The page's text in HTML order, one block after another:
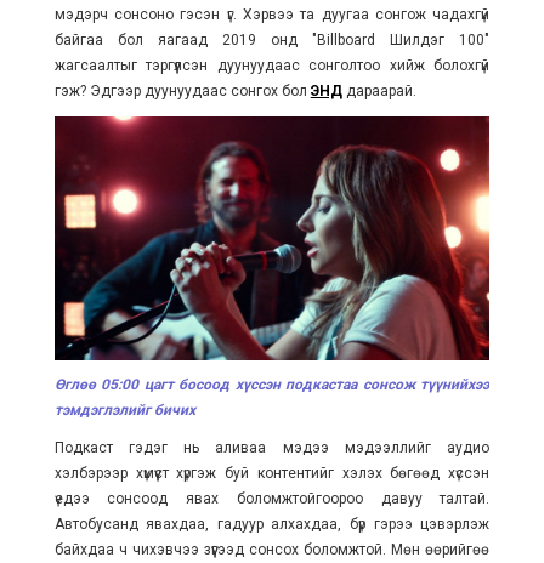
мэдэрч сонсоно гэсэн үг. Хэрвээ та дуугаа сонгож чадахгүй
байгаа бол яагаад 2019 онд "Billboard Шилдэг 100"
жагсаалтыг тэргүүлсэн дуунуудаас сонголтоо хийж болохгүй
гэж? Эдгээр дуунуудаас сонгох бол ЭНДдараарай.
Өглөө 05:00 цагт босоод хүссэн подкастаа сонсож түүнийхээ
тэмдэглэлийг бичих
Подкаст гэдэг нь аливаа мэдээ мэдээллийг аудио
хэлбэрээр хүмүүст хүргэж буй контентийг хэлэх бөгөөд хүссэн
үедээ сонсоод явах боломжтойгоороо давуу талтай.
Автобусанд явахдаа, гадуур алхахдаа, бүр гэрээ цэвэрлэж
байхдаа ч чихэвчээ зүүгээд сонсох боломжтой. Мөн өөрийгөө